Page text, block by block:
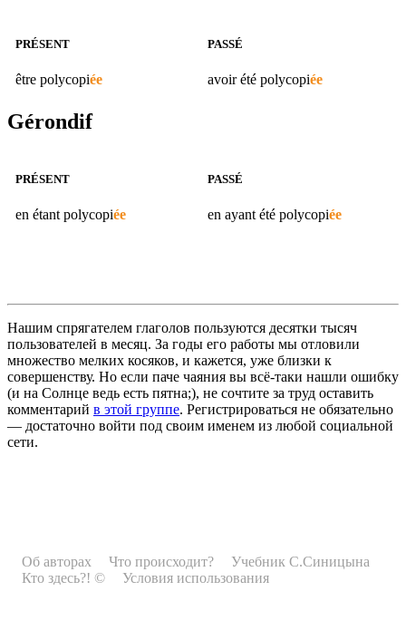
PRÉSENT
être polycopiée
PASSÉ
avoir été polycopiée
Gérondif
PRÉSENT
en étant polycopiée
PASSÉ
en ayant été polycopiée
Нашим спрягателем глаголов пользуются десятки тысяч
пользователей в месяц. За годы его работы мы отловили
множество мелких косяков, и кажется, уже близки к
совершенству. Но если паче чаяния вы всё-таки нашли ошибку
(и на Солнце ведь есть пятна;), не сочтите за труд оставить
комментарий в этой группе. Регистрироваться не обязательно
— достаточно войти под своим именем из любой социальной
сети.
Об авторах Что происходит?
Учебник С.Синицына
Кто здесь?! ©
Условия использования